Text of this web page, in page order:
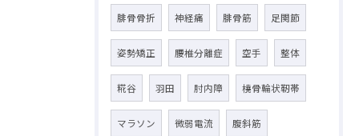
腓骨骨折 神経痛 腓骨筋 足関節
姿勢矯正 腰椎分離症 空手 整体
糀谷 羽田 肘内障 橈骨輪状靭帯
マラソン 微弱電流 腹斜筋